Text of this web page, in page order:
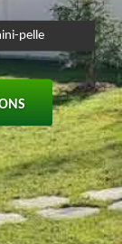
pelle